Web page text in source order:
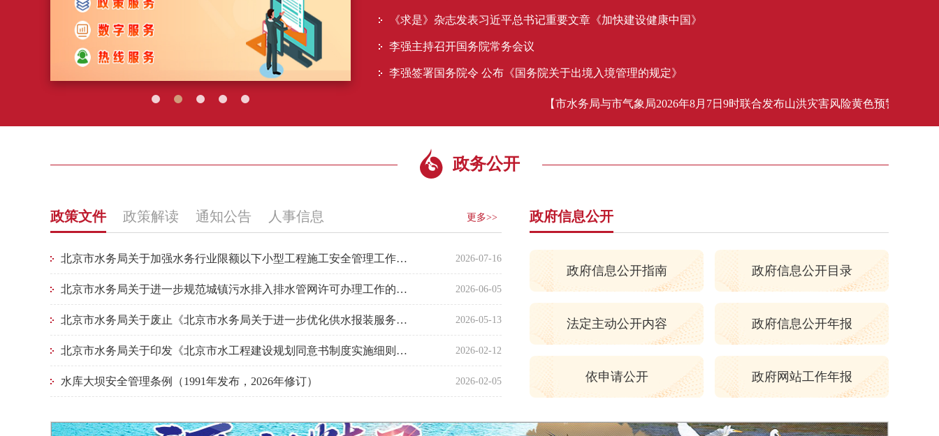
《求是》杂志发表习近平总书记重要文章《加快建设健康中国》
李强主持召开国务院常务会议
李强签署国务院令 公布《国务院关于出境入境管理的规定》
【市水务局与市气象局2026年8月7日9时联合发布山洪灾害风险黄色预警】：市水务局
政务公开
政策文件 政策解读 通知公告 人事信息
北京市水务局关于加强水务行业限额以下小型工程施工安全管理工作的通知 2026-07-16
北京市水务局关于进一步规范城镇污水排入排水管网许可办理工作的通知 2026-06-05
北京市水务局关于废止《北京市水务局关于进一步优化供水报装服务施工时长的通知》的通知 2026-05-13
北京市水务局关于印发《北京市水工程建设规划同意书制度实施细则（试行）》的通知 2026-02-12
水库大坝安全管理条例（1991年发布，2026年修订） 2026-02-05
更多>> 政府信息公开
政府信息公开指南 政府信息公开目录
法定主动公开内容 政府信息公开年报
依申请公开 政府网站工作年报